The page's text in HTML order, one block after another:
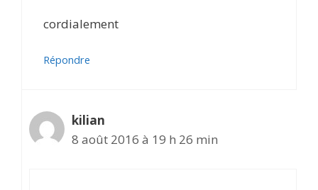
cordialement
Répondre
kilian
8 août 2016 à 19 h 26 min